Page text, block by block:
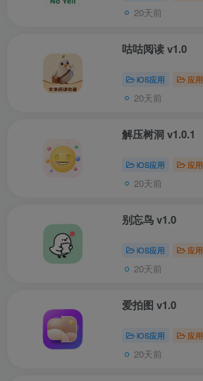
20天前
咕咕阅读 v1.0
iOS应用 应用
20天前
解压树洞 v1.0.1
iOS应用 应用
20天前
别忘鸟 v1.0
iOS应用 应用
20天前
爱拍图 v1.0
iOS应用 应用
20天前